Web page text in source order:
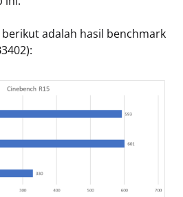
adalah hasil benchmark